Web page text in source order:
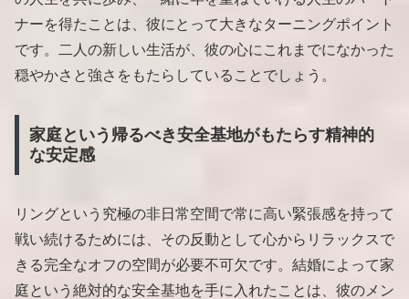
ナーを得たことは、彼にとって大きなターニングポイント
です。二人の新しい生活が、彼の心にこれまでになかった
穏やかさと強さをもたらしていることでしょう。
家庭という帰るべき安全基地がもたらす精神的
な安定感
リングという究極の非日常空間で常に高い緊張感を持って
戦い続けるためには、その反動として心からリラックスで
きる完全なオフの空間が必要不可欠です。結婚によって家
庭という絶対的な安全基地を手に入れたことは、彼のメン